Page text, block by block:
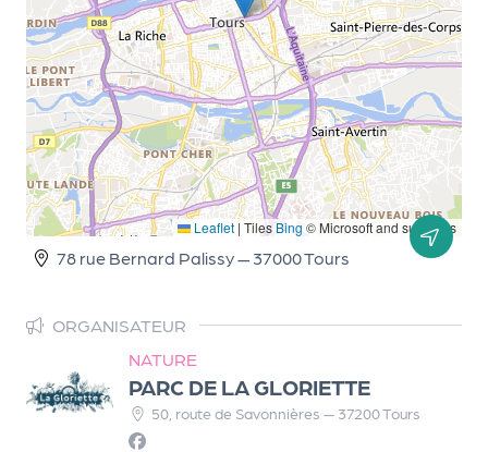
Leaflet | Tiles Bing © Microsoft and suppliers
78 rue Bernard Palissy — 37000 Tours
ORGANISATEUR
NATURE
PARC DE LA GLORIETTE
50, route de Savonnières — 37200 Tours
e
l'
o
r
g
a
n
s
a
t
e